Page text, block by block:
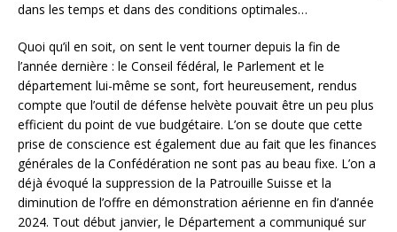
dans les temps et dans des conditions optimales…
Quoi qu’il en soit, on sent le vent tourner depuis la fin de
l’année dernière : le Conseil fédéral, le Parlement et le
département lui-même se sont, fort heureusement, rendus
compte que l’outil de défense helvète pouvait être un peu plus
efficient du point de vue budgétaire. L’on se doute que cette
prise de conscience est également due au fait que les finances
générales de la Confédération ne sont pas au beau fixe. L’on a
déjà évoqué la suppression de la Patrouille Suisse et la
diminution de l’offre en démonstration aérienne en fin d’année
2024. Tout début janvier, le Département a communiqué sur